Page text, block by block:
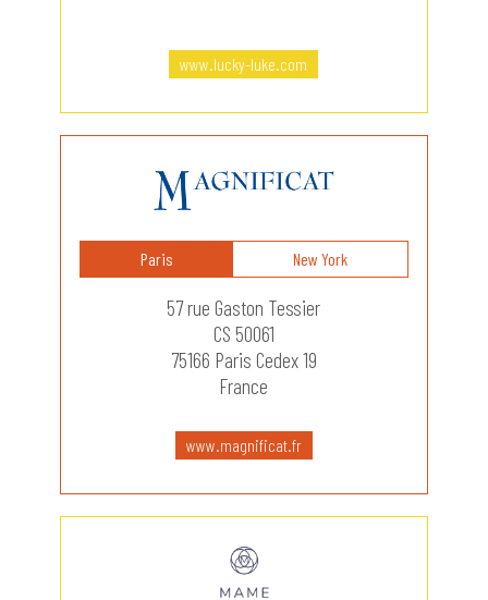
www.lucky-luke.com
Paris New York
57 rue Gaston Tessier
CS 50061
75166 Paris Cedex 19
France
www.magnificat.fr